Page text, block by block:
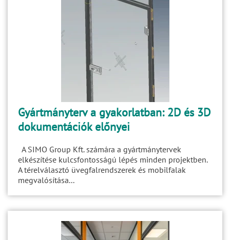
Gyártmányterv a gyakorlatban: 2D és 3D
dokumentációk előnyei
A SIMO Group Kft. számára a gyártmánytervek
elkészítése kulcsfontosságú lépés minden projektben.
A térelválasztó üvegfalrendszerek és mobilfalak
megvalósítása...